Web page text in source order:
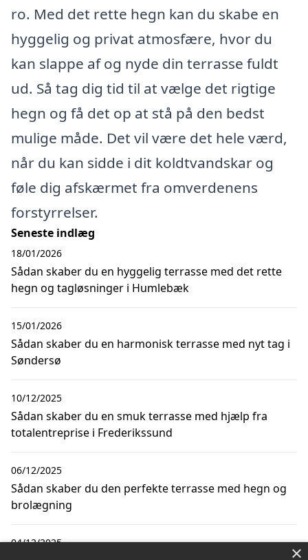
ro. Med det rette hegn kan du skabe en
hyggelig og privat atmosfære, hvor du
kan slappe af og nyde din terrasse fuldt
ud. Så tag dig tid til at vælge det rigtige
hegn og få det op at stå på den bedst
mulige måde. Det vil være det hele værd,
når du kan sidde i dit koldtvandskar og
føle dig afskærmet fra omverdenens
forstyrrelser.
Seneste indlæg
Sådan skaber du en hyggelig terrasse med det rette
hegn og tagløsninger i Humlebæk
18/01/2026
Sådan skaber du en harmonisk terrasse med nyt tag i
Søndersø
15/01/2026
Sådan skaber du en smuk terrasse med hjælp fra
totalentreprise i Frederikssund
10/12/2025
Sådan skaber du den perfekte terrasse med hegn og
brolægning
06/12/2025
04/12/2025 ×